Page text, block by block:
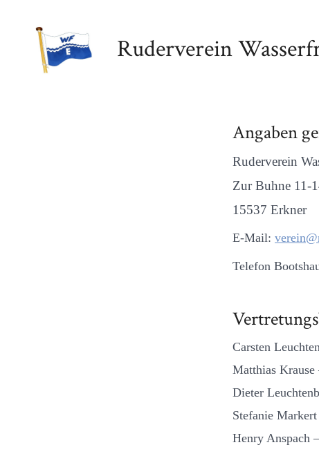
springen
Ruderverein
Angaben
Ruderverein
Zur Buhne 11-
15537 Erkner
E-Mail:
Telefon
Carsten
Matthias
Dieter
Stefanie
Henry Anspach